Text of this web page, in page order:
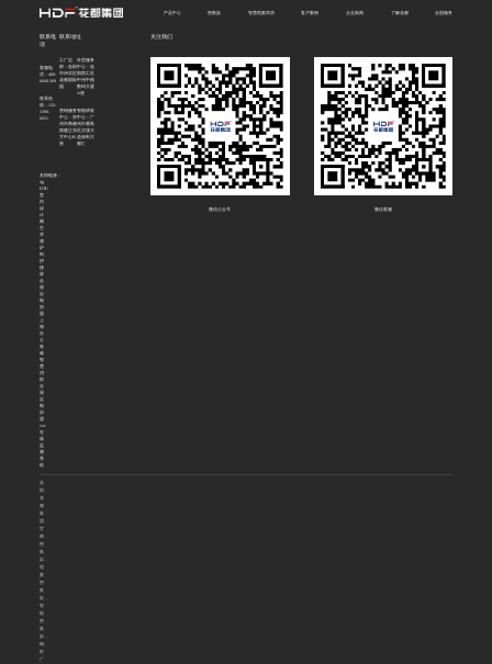
产品中心 密集架 智慧档案库房 客户案例 企业新闻 了解花都 全国服务
联系电
话
客服电
话：400-
6668-369
联系热
线：132-
3398-
6051
联系地址
工厂总
市伊滨区
花都国际
园
外贸服务
中心：洛
阳西工区
中州中路
数码大厦
A座
营销服务
中心：郑
州市商都
路建正东
方中心B
座
智能研发
中心：广
州市番禺
区汉溪大
道保利大
都汇
友情链接：
4g
DTU
室
内
设
计
网
艺
术
漆
炉
料
拼
接
屏
全
屋
定
制
加
盟
上
海
办
公
装
修
智
慧
消
防
全
屋
定
制
加
盟
voc
在
线
监
测
系
统
关注我们
微信公众号 微信客服
洛
花
都
集
官
网，
密
集
架，
档
案
密
集
架，
智
密
集
架，
钢
柜
厂